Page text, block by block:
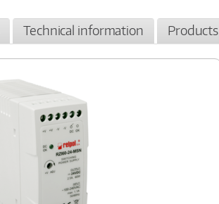
Technical information Products